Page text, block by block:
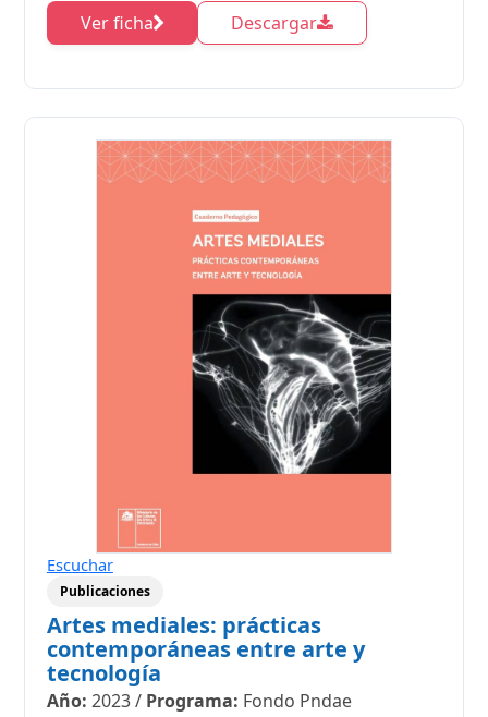
Ver ficha Descargar
Escuchar
Publicaciones
Artes mediales: prácticas
contemporáneas entre arte y
tecnología
Año: 2023/ Programa: Fondo Pndae